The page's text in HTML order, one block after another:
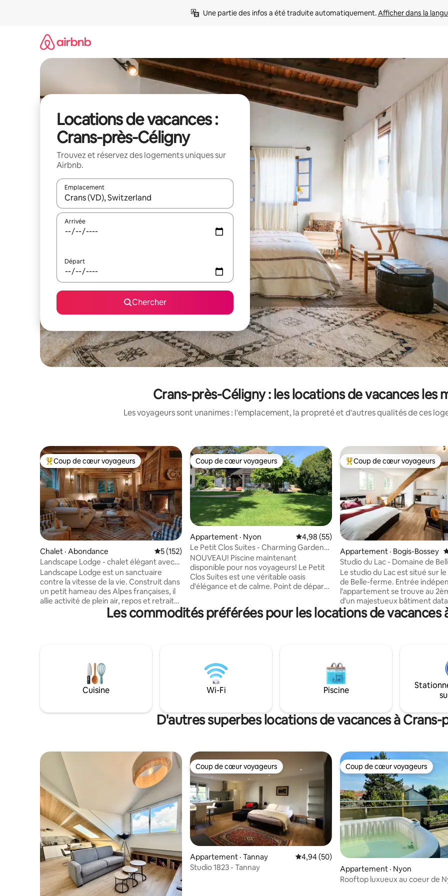
Une partie des infos a été traduite automatiquement. Afficher dans la
Locations de vacances :
Crans-près-Céligny
Trouvez et réservez des logements uniques sur
Airbnb.
Emplacement
Quand les résultats sont affichés, parcourez-les en utilisant les flèches vers le haut et vers le bas, ou en appuyant
Arrivée
Départ
Chercher
Crans-près-Céligny : les locations de vacances les
Les voyageurs sont unanimes : l'emplacement, la propreté et d'autres qualités de ces
Coup de cœur voyageurs parmi les plus aimés
Coup de cœur voyageurs
Chalet · Abondance Note moyenne de 5 sur 5, 152 commentaires
5 (152)
Landscape Lodge - chalet élégant avec
vue imprenable
Landscape Lodge est un sanctuaire
contre la vitesse de la vie. Construit dans
un petit hameau des Alpes françaises, il
allie activité de plein air, repos et retraite.
Ses intérieurs combinent des finitions
élégantes et modernes avec des
audacieux. La grande terrasse est un
point central, l'endroit idéal pour profiter
des repas avec votre propre panorama
sur la montagne. Le jardin privé sera un
soleil ou dans la neige.
Coup de cœur voyageurs
Coup de cœur voyageurs
Appartement · Nyon Note moyenne de 4,98 sur 5, 55
4,98 (55)
Le Petit Clos Suites - Charming Garden
Villa
NOUVEAU! Piscine maintenant
disponible pour nos voyageurs! Le Petit
Clos Suites est une véritable oasis
d'élégance et de calme. Point de départ
les montagnes du Jura, la villa est à
seulement 20 km des villes animées et
soit pour des vacances régénérantes ou
le télétravail, « Le Petit Clos Suites » est le
nid idéal pour se détendre et se
ressourcer.
Coup de cœur voyageurs
Coup de cœur voyageurs
Appartement · Bogis-Bossey
Studio du Lac - Domaine de
Le studio du Lac est situé sur
de Belle-ferme. Entrée
l'appartement se trouve au
d'un majestueux bâtiment
19ème siècle. Le studio
salle de bain, une cuisine
profiter du balcon privatif.
vous offre une magnifique vue
Léman ainsi que les Alpes. Possibilité de
visiter le domaine.
Les commodités préférées pour les locations de vacances
Cuisine Wi-Fi Piscine
D'autres superbes locations de vacances à
Coup de cœur voyageurs
Coup de cœur voyageurs
Appartement · Tannay Note moyenne de 4,94 sur 5, 50
4,94 (50)
Studio 1823 - Tannay
Coup de cœur voyageurs
Coup de cœur voyageurs
Appartement · Nyon
Rooftop luxueux au coeur de